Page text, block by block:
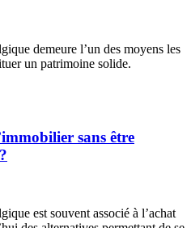
demeure l’un des moyens les
un patrimoine solide.
sans être
est souvent associé à l’achat